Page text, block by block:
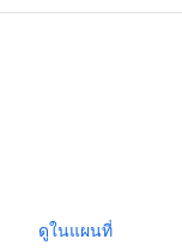
นี่ไม่ใช่แค่ทัวร์ชมพะยู
ยๆ ในกลุ่มเล็กๆ และแน
เรา จะสร้างความทรง
ดูในแผนที่